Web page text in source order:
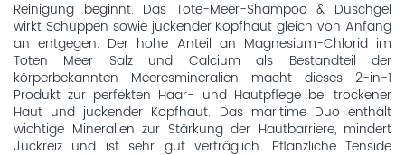
Reinigung beginnt. Das Tote-Meer-Shampoo & Duschgel
wirkt Schuppen sowie juckender Kopfhaut gleich von Anfang
an entgegen. Der hohe Anteil an Magnesium-Chlorid im
Toten Meer Salz und Calcium als Bestandteil der
körperbekannten Meeresmineralien macht dieses 2-in-1
Produkt zur perfekten Haar- und Hautpflege bei trockener
Haut und juckender Kopfhaut. Das maritime Duo enthält
wichtige Mineralien zur Stärkung der Hautbarriere, mindert
Juckreiz und ist sehr gut verträglich. Pflanzliche Tenside